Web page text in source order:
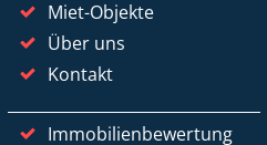
Miet-Objekte
Über uns
Kontakt
Immobilienbewertung